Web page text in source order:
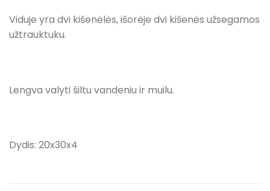
Viduje yra dvi kišenėlės, išorėje dvi kišenės užsegamos
užtrauktuku.
Lengva valyti šiltu vandeniu ir muilu.
Dydis: 20x30x4